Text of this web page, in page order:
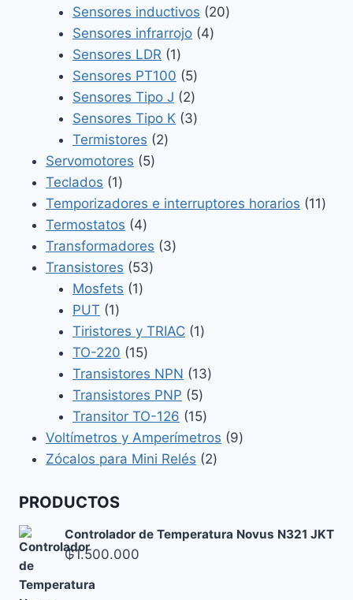
Sensores inductivos 2020
Sensores infrarrojo 44
Sensores LDR 11
producto
Sensores PT100 55
productos
Sensores Tipo J 22
productos
Sensores Tipo K 33
Termistores 22
Servomotores 55
Teclados 11
producto
Temporizadores e interruptores horarios 1111
Termostatos 44
productos
Transformadores 33
Transistores 5353
Mosfets 11
PUT 11
producto
Tiristores y TRIAC 11
TO-220 1515
productos
Transistores NPN 1313
Transistores PNP 55
productos
Transitor TO-126 1515
productos
Voltímetros y Amperímetros 99
Zócalos para Mini Relés 22
PRODUCTOS
Controlador de Temperatura Novus N321 JKT
₲1.500.000